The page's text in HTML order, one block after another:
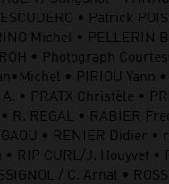
• Patrick
Michel • PELLERIN
• Photograph
• PIRIOU Yann
PRATX Christèle •
REGAL • RABIER
• RENIER Didier
RIP CURL/J. Houyvet
/ C. Arnal •